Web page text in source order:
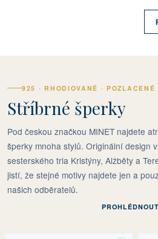
925 · RHODIOVANÉ · POZLACENÉ
Stříbrné šperky
Pod českou značkou MINET najdete
šperky mnoha stylů. Originální design
sesterského tria Kristýny, Alžběty a
jistí, že stejné motivy najdete jen a
našich odběratelů.
PROHLÉDNOUT